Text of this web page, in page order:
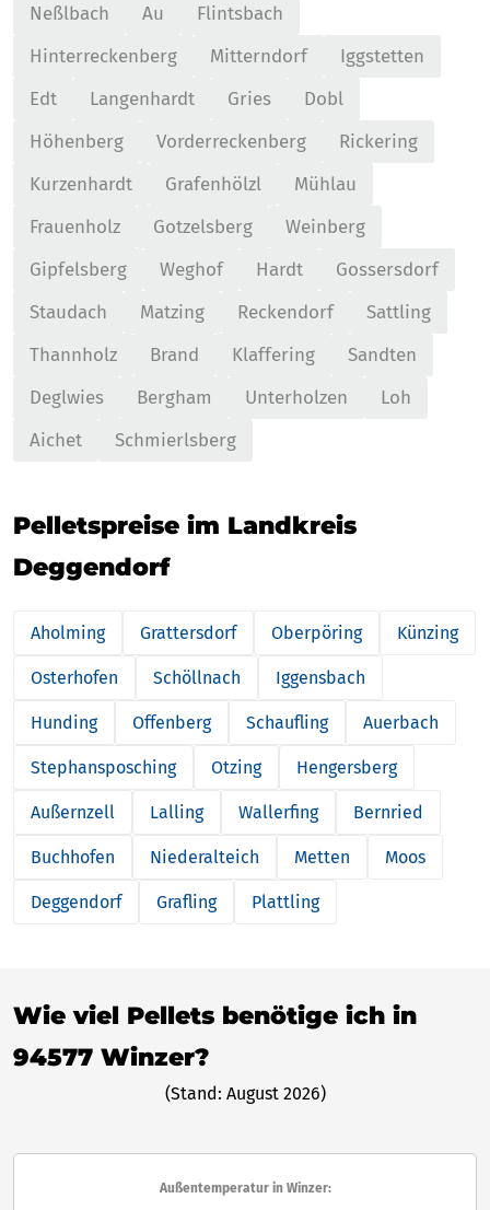
Neßlbach Au
Flintsbach
Hinterreckenberg
Mitterndorf
Iggstetten
Edt
Langenhardt Gries
Dobl
Höhenberg
Vorderreckenberg
Rickering
Kurzenhardt
Grafenhölzl
Mühlau
Frauenholz
Gotzelsberg
Weinberg
Gipfelsberg
Weghof Hardt
Gossersdorf
Staudach
Matzing Reckendorf
Sattling
Thannholz
Brand Klaffering
Sandten
Deglwies
Bergham Unterholzen
Loh
Aichet
Schmierlsberg
Pelletspreise im Landkreis
Deggendorf
Aholming Grattersdorf Oberpöring Künzing
Osterhofen Schöllnach Iggensbach
Hunding Offenberg Schaufling Auerbach
Stephansposching Otzing Hengersberg
Außernzell Lalling Wallerfing Bernried
Buchhofen Niederalteich Metten Moos
Deggendorf Grafling Plattling
Wie viel Pellets benötige ich in
94577 Winzer?
(Stand: August 2026)
Außentemperatur in Winzer: